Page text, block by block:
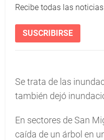
Recibe todas las
SUSCRIBIRSE
Se trata de las
también dejó
En sectores de San
caída de un árbol en